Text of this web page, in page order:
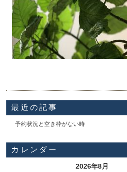
最近の記事
予約状況と空き枠がない時
カレンダー
2026年8月